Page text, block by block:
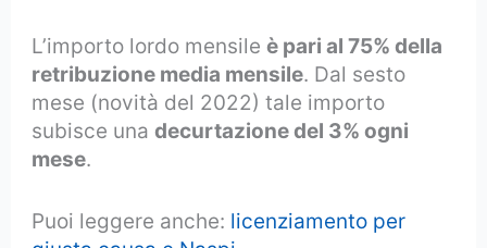
L’importo lordo mensileè pari al 75% della
retribuzione media mensile. Dal sesto
mese (novità del 2022) tale importo
subisce unadecurtazione del 3% ogni
mese.
Puoi leggere anche: licenziamento per